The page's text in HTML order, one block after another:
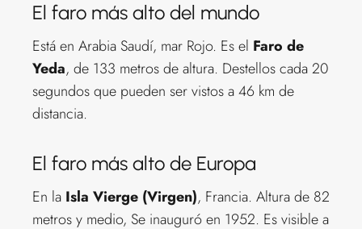
El faro más alto del mundo
Está en Arabia Saudí, mar Rojo. Es el Faro de
Yeda, de 133 metros de altura. Destellos cada 20
segundos que pueden ser vistos a 46 km de
distancia.
El faro más alto de Europa
En la Isla Vierge (Virgen), Francia. Altura de 82
metros y medio, Se inauguró en 1952. Es visible a